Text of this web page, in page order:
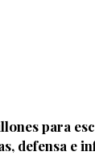
para
defensa e